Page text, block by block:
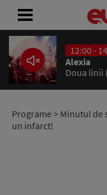
12:00 -
Alexia
Doua linii
Programe> Minutul de
un infarct!
ACASĂ
ȘTIRI
RADIO